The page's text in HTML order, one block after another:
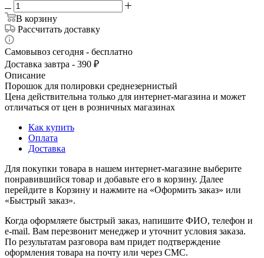
В корзину
Рассчитать доставку
Самовывоз сегодня - бесплатно
Доставка завтра - 390 ₽
Описание
Порошок для полировки среднезернистый
Цена действительна только для интернет-магазина и может
отличаться от цен в розничных магазинах
Как купить
Оплата
Доставка
Для покупки товара в нашем интернет-магазине выберите
понравившийся товар и добавьте его в корзину. Далее
перейдите в Корзину и нажмите на «Оформить заказ» или
«Быстрый заказ».
Когда оформляете быстрый заказ, напишите ФИО, телефон и
e-mail. Вам перезвонит менеджер и уточнит условия заказа.
По результатам разговора вам придет подтверждение
оформления товара на почту или через СМС.